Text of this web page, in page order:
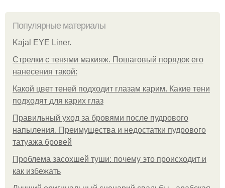
Популярные материалы
Kajal EYE Liner.
Стрелки с тенями макияж. Пошаговый порядок его
нанесения такой:
Какой цвет теней подходит глазам карим. Какие тени
подходят для карих глаз
Правильный уход за бровями после пудрового
напыления. Преимущества и недостатки пудрового
татуажа бровей
Проблема засохшей туши: почему это происходит и
как избежать